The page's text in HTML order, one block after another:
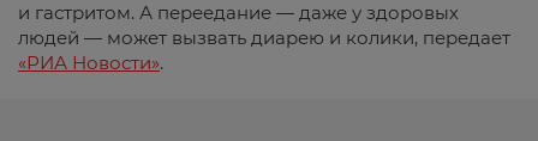
и гастритом. А переедание — даже у здоровых
людей — может вызвать диарею и колики, передает
«РИА Новости».